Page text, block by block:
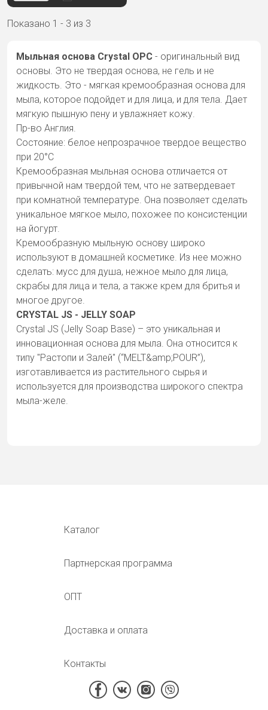
Показано 1 - 3 из 3
Мыльная основа Crystal OPC - оригинальный вид
основы. Это не твердая основа, не гель и не
жидкость. Это - мягкая кремообразная основа для
мыла, которое подойдет и для лица, и для тела. Дает
мягкую пышную пену и увлажняет кожу.
Пр-во Англия.
Состояние: белое непрозрачное твердое вещество
при 20°С
Кремообразная мыльная основа отличается от
привычной нам твердой тем, что не затвердевает
при комнатной температуре. Она позволяет сделать
уникальное мягкое мыло, похожее по консистенции
на йогурт.
Кремообразную мыльную основу широко
используют в домашней косметике. Из нее можно
сделать: мусс для душа, нежное мыло для лица,
скрабы для лица и тела, а также крем для бритья и
многое другое.
CRYSTAL JS - JELLY SOAP
Crystal JS (Jelly Soap Base) – это уникальная и
инновационная основа для мыла. Она относится к
типу "Растопи и Залей" (“MELT&amp;POUR”),
изготавливается из растительного сырья и
используется для производства широкого спектра
мыла-желе.
Каталог
Партнерская программа
ОПТ
Доставка и оплата
Контакты